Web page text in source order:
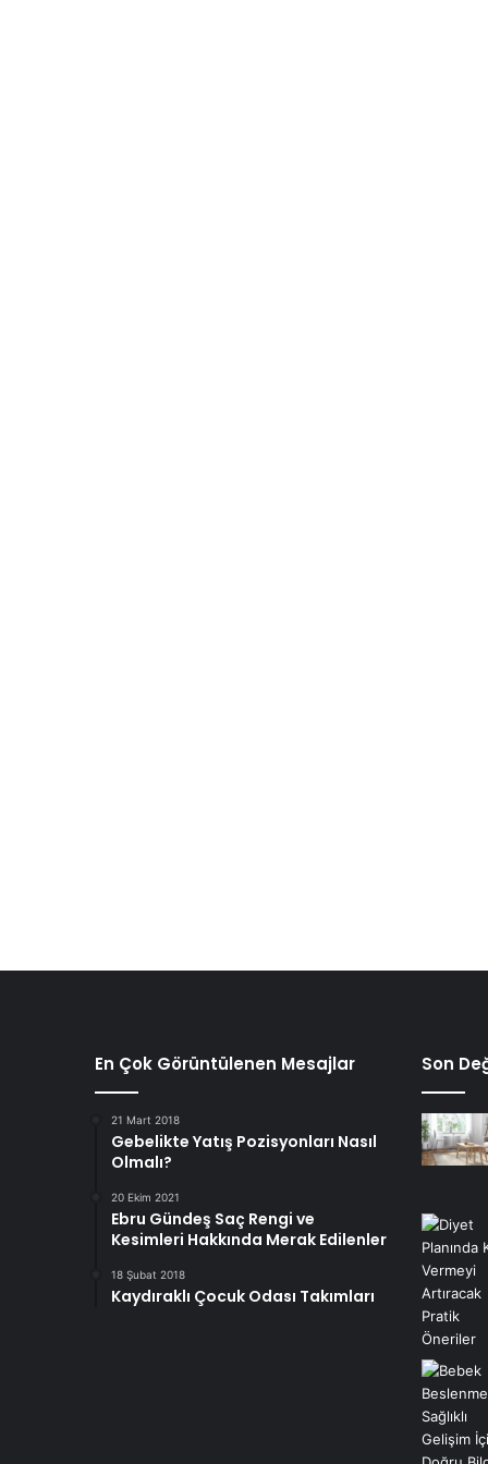
En Çok Görüntülenen Mesajlar
21 Mart 2018
Gebelikte Yatış Pozisyonları Nasıl
Olmalı?
20 Ekim 2021
Ebru Gündeş Saç Rengi ve
Kesimleri Hakkında Merak Edilenler
18 Şubat 2018
Kaydıraklı Çocuk Odası Takımları
Son